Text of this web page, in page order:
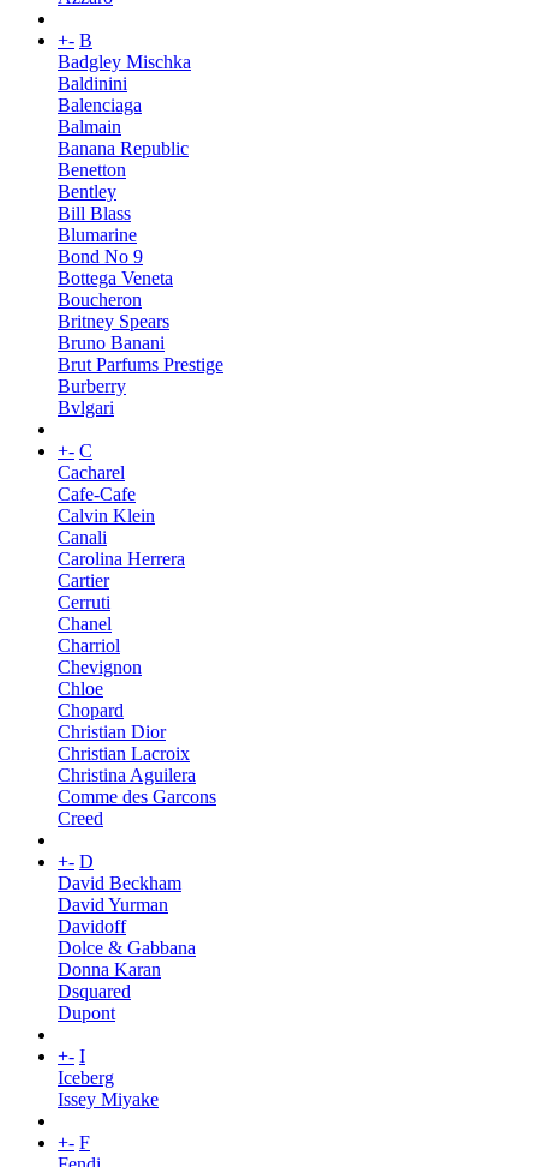
+- B
Badgley Mischka
Baldinini
Balenciaga
Balmain
Banana Republic
Benetton
Bentley
Bill Blass
Blumarine
Bond No 9
Bottega Veneta
Boucheron
Britney Spears
Bruno Banani
Brut Parfums Prestige
Burberry
Bvlgari
+- C
Cacharel
Cafe-Cafe
Calvin Klein
Canali
Carolina Herrera
Cartier
Cerruti
Chanel
Charriol
Chevignon
Chloe
Chopard
Christian Dior
Christian Lacroix
Christina Aguilera
Comme des Garcons
Creed
+- D
David Beckham
David Yurman
Davidoff
Dolce & Gabbana
Donna Karan
Dsquared
Dupont
+- I
Iceberg
Issey Miyake
+- F